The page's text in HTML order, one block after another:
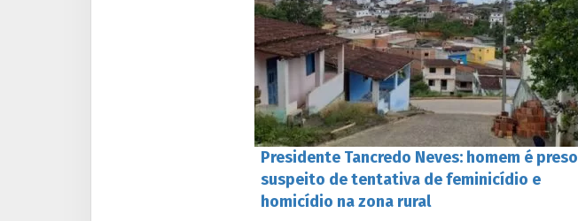
Presidente Tancredo Neves: homem é preso
suspeito de tentativa de feminicídio e
homicídio na zona rural